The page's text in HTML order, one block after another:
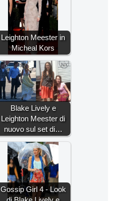
Leighton Meester in
Micheal Kors
Blake Lively e
Leighton Meester di
nuovo sul set di…
Gossip Girl 4 - Look